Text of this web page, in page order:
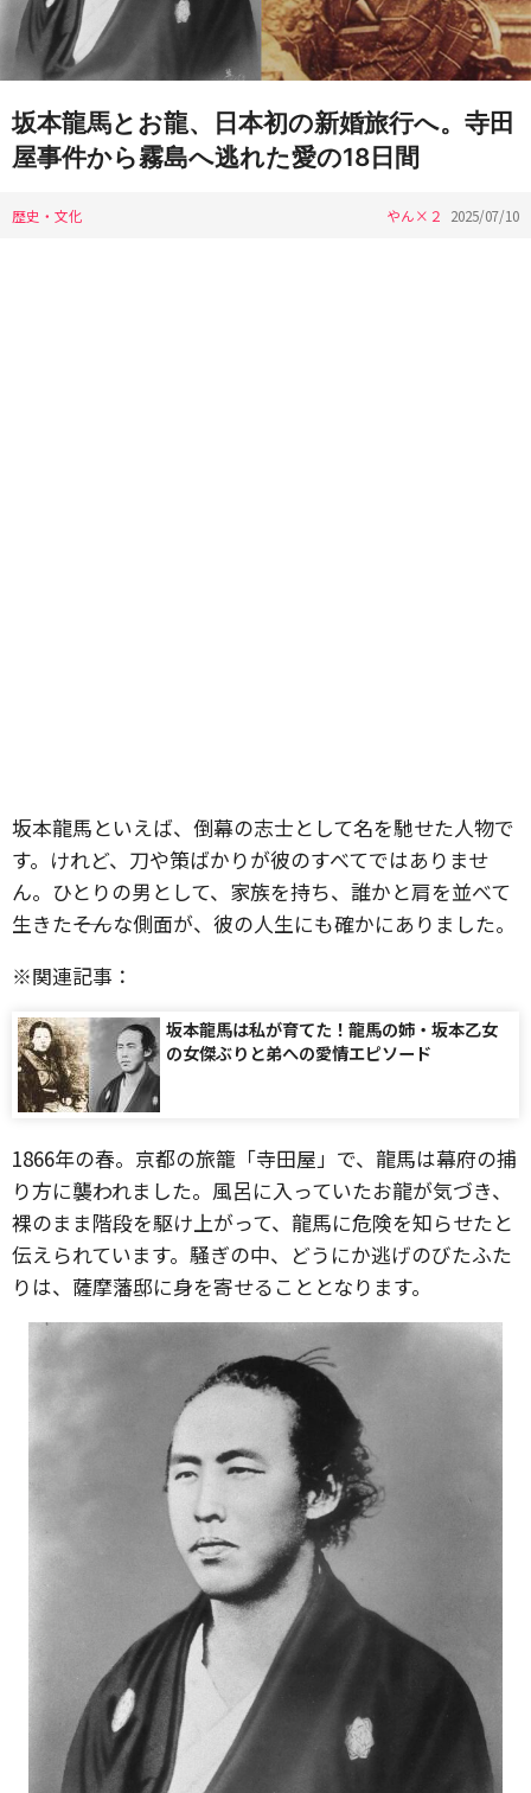
坂本龍馬とお龍、日本初の新婚旅行へ。寺田
屋事件から霧島へ逃れた愛の18日間
歴史・文化 やん×２ 2025/07/10
坂本龍馬といえば、倒幕の志士として名を馳せた人物で
す。けれど、刀や策ばかりが彼のすべてではありませ
ん。ひとりの男として、家族を持ち、誰かと肩を並べて
生きた――そんな側面が、彼の人生にも確かにありました。
※関連記事：
坂本龍馬は私が育てた！龍馬の姉・坂本乙女
の女傑ぶりと弟への愛情エピソード
1866年の春。京都の旅籠「寺田屋」で、龍馬は幕府の捕
り方に襲われました。風呂に入っていたお龍が気づき、
裸のまま階段を駆け上がって、龍馬に危険を知らせたと
伝えられています。騒ぎの中、どうにか逃げのびたふた
りは、薩摩藩邸に身を寄せることとなります。